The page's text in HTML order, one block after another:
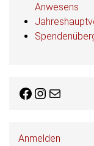
Anwesens
Facebook
Instagram
E-Mail
Anmelden